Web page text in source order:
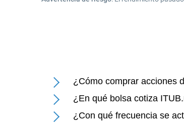
¿Cómo comprar acciones
¿En qué bolsa cotiza
¿Con qué frecuencia se